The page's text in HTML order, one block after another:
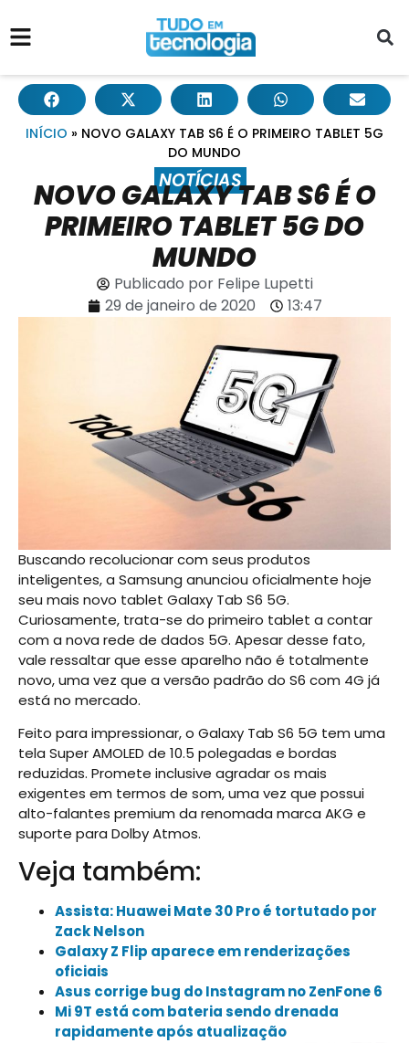
INÍCIO » NOVO GALAXY TAB S6 É O PRIMEIRO TABLET 5G
DO MUNDO
NOTÍCIAS
NOVO GALAXY TAB S6 É O
PRIMEIRO TABLET 5G DO
MUNDO
Publicado porFelipe Lupetti
29 de janeiro de 2020
13:47
Buscando recolucionar com seus produtos
inteligentes, a Samsung anunciou oficialmente hoje
seu mais novo tablet Galaxy Tab S6 5G.
Curiosamente, trata-se do primeiro tablet a contar
com a nova rede de dados 5G. Apesar desse fato,
vale ressaltar que esse aparelho não é totalmente
novo, uma vez que a versão padrão do S6 com 4G já
está no mercado.
Feito para impressionar, o Galaxy Tab S6 5G tem uma
tela Super AMOLED de 10.5 polegadas e bordas
reduzidas. Promete inclusive agradar os mais
exigentes em termos de som, uma vez que possui
alto-falantes premium da renomada marca AKG e
suporte para Dolby Atmos.
Veja também:
Assista: Huawei Mate 30 Pro é tortutado por
Zack Nelson
Galaxy Z Flip aparece em renderizações
oficiais
Asus corrige bug do Instagram no ZenFone 6
Mi 9T está com bateria sendo drenada
rapidamente após atualização